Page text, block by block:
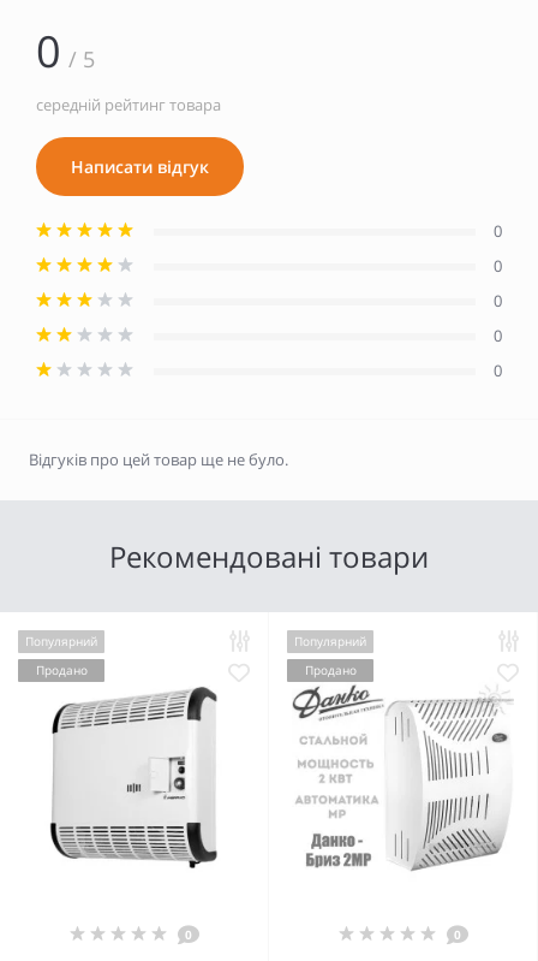
0 / 5
середній рейтинг товара
Написати відгук
0
0
0
0
0
Відгуків про цей товар ще не було.
Рекомендовані товари
Популярний
Продано
0
Популярний
Продано
0